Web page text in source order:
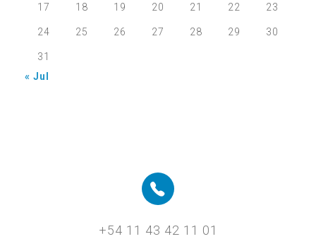
17 18 19 20 21 22 23
24 25 26 27 28 29 30
31
« Jul
+54 11 43 42 11 01